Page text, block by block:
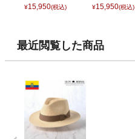
¥15,950(税込) ¥15,950(税込)
最近閲覧した商品